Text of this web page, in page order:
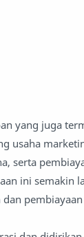
yang juga
usaha
serta
ini semakin